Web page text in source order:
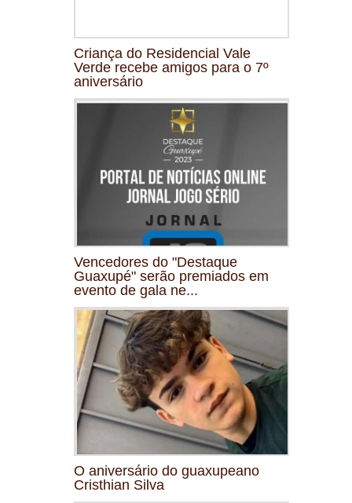
Criança do Residencial Vale
Verde recebe amigos para o 7º
aniversário
Vencedores do "Destaque
Guaxupé" serão premiados em
evento de gala ne...
O aniversário do guaxupeano
Cristhian Silva